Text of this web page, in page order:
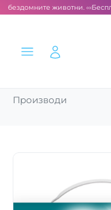
бездомните животни. ‹‹‹
Производи